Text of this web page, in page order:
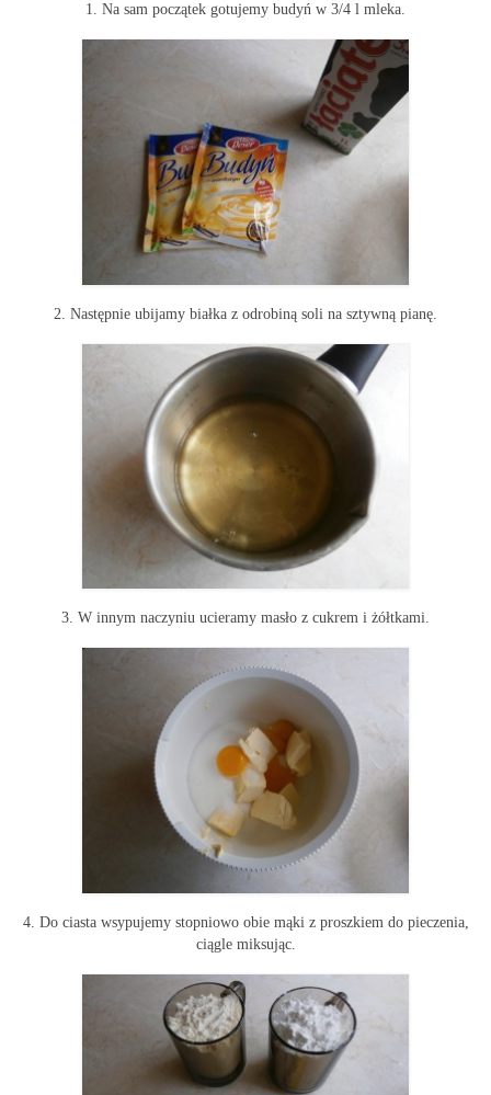
1. Na sam początek gotujemy budyń w 3/4 l mleka.
2. Następnie ubijamy białka z odrobiną soli na sztywną pianę.
3. W innym naczyniu ucieramy masło z cukrem i żółtkami.
4. Do ciasta wsypujemy stopniowo obie mąki z proszkiem do pieczenia,
ciągle miksując.